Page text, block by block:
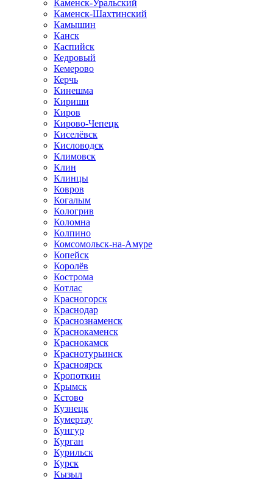
Каменск-Уральский
Каменск-Шахтинский
Камышин
Канск
Каспийск
Кедровый
Кемерово
Керчь
Кинешма
Кириши
Киров
Кирово-Чепецк
Киселёвск
Кисловодск
Климовск
Клин
Клинцы
Ковров
Когалым
Кологрив
Коломна
Колпино
Комсомольск-на-Амуре
Копейск
Королёв
Кострома
Котлас
Красногорск
Краснодар
Краснознаменск
Краснокаменск
Краснокамск
Краснотурьинск
Красноярск
Кропоткин
Крымск
Кстово
Кузнецк
Кумертау
Кунгур
Курган
Курильск
Курск
Кызыл